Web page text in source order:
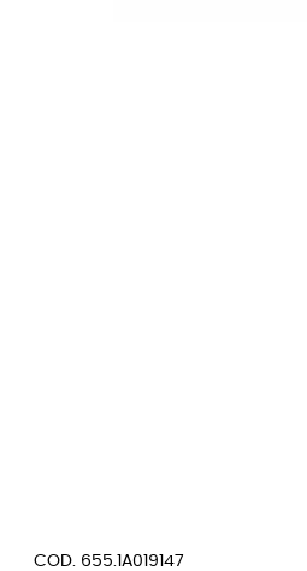
COD. 655.1A019147